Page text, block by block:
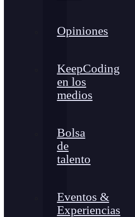
Opiniones
KeepCoding
en los
medios
Bolsa
de
talento
Eventos &
Experiencias